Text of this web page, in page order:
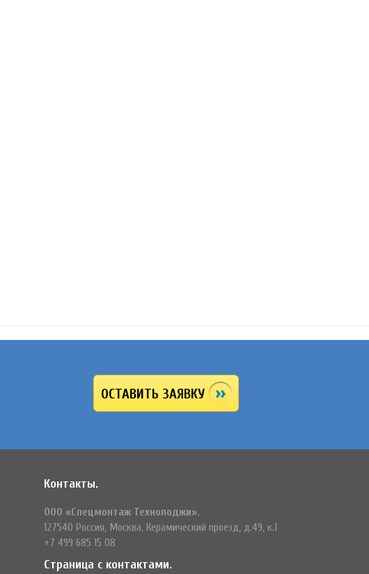
ОСТАВИТЬ ЗАЯВКУ
Контакты.
ООО «Спецмонтаж Технолоджи».
127540 Россия, Москва, Керамический проезд, д.49, к.1
+7 499 685 15 08
Страница с контактами.